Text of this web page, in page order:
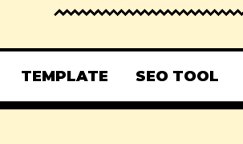
TEMPLATE SEO TOOL